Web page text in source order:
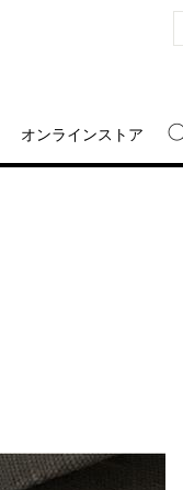
オンラインストア